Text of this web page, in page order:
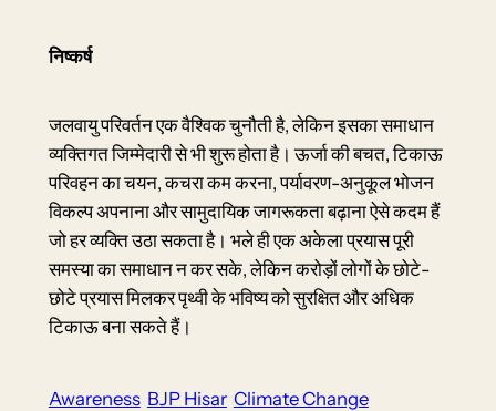
निष्कर्ष
जलवायु परिवर्तन एक वैश्विक चुनौती है, लेकिन इसका समाधान
व्यक्तिगत जिम्मेदारी से भी शुरू होता है। ऊर्जा की बचत, टिकाऊ
परिवहन का चयन, कचरा कम करना, पर्यावरण-अनुकूल भोजन
विकल्प अपनाना और सामुदायिक जागरूकता बढ़ाना ऐसे कदम हैं
जो हर व्यक्ति उठा सकता है। भले ही एक अकेला प्रयास पूरी
समस्या का समाधान न कर सके, लेकिन करोड़ों लोगों के छोटे-
छोटे प्रयास मिलकर पृथ्वी के भविष्य को सुरक्षित और अधिक
टिकाऊ बना सकते हैं।
Awareness BJP Hisar Climate Change